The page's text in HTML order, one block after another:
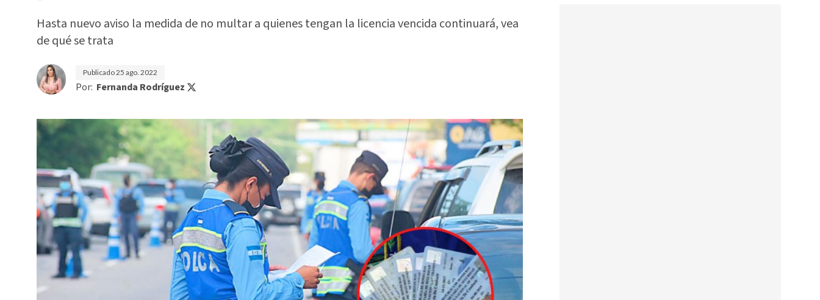
Hasta nuevo aviso la medida de no multar a quienes tengan la licencia vencida continuará, vea
de qué se trata
Publicado25 ago. 2022
Por: Fernanda Rodríguez